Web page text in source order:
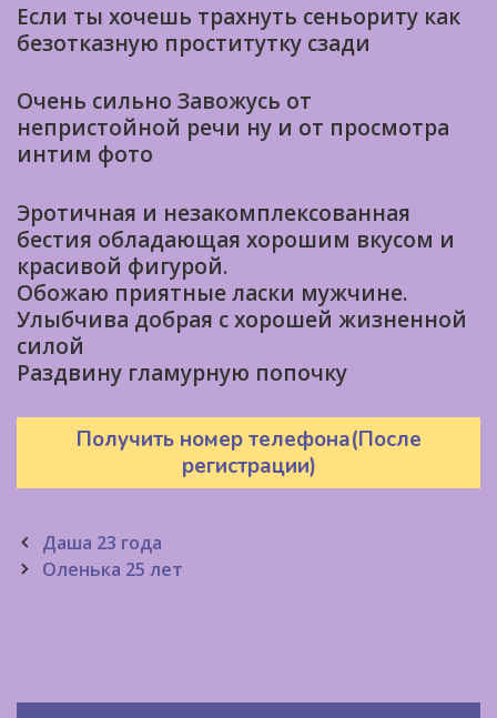
Если ты хочешь трахнуть сеньориту как
безотказную проститутку сзади
Очень сильно Завожусь от
непристойной речи ну и от просмотра
интим фото
Эротичная и незакомплексованная
бестия обладающая хорошим вкусом и
красивой фигурой.
Обожаю приятные ласки мужчине.
Улыбчива добрая с хорошей жизненной
силой
Раздвину гламурную попочку
Получить номер телефона(После
регистрации)
Post
navigation
Даша 23 года
Оленька 25 лет